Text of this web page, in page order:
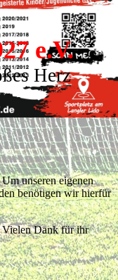
e.V.
Herz
unseren eigenen
benötigen wir hierfür
Vielen Dank für ihr